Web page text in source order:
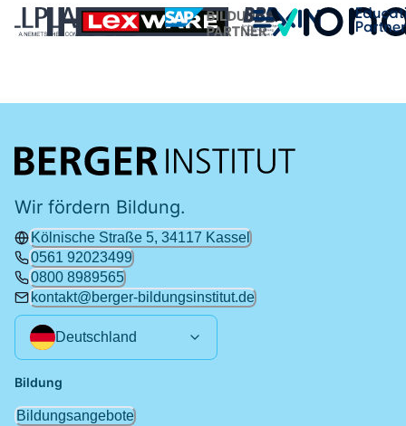
Wir fördern Bildung.
Kölnische Straße 5, 34117 Kassel
0561 92023499
0800 8989565
kontakt@berger-bildungsinstitut.de
Deutschland
Bildung
Bildungsangebote